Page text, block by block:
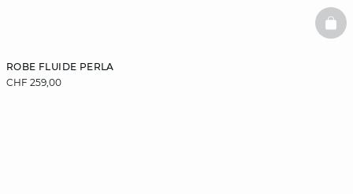
ROBE FLUIDE PERLA
CHF 259,00